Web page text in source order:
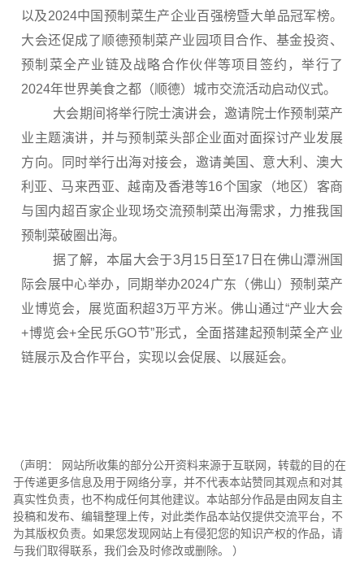
以及2024中国预制菜生产企业百强榜暨大单品冠军榜。
大会还促成了顺德预制菜产业园项目合作、基金投资、
预制菜全产业链及战略合作伙伴等项目签约，举行了
2024年世界美食之都（顺德）城市交流活动启动仪式。
大会期间将举行院士演讲会，邀请院士作预制菜产
业主题演讲，并与预制菜头部企业面对面探讨产业发展
方向。同时举行出海对接会，邀请美国、意大利、澳大
利亚、马来西亚、越南及香港等16个国家（地区）客商
与国内超百家企业现场交流预制菜出海需求，力推我国
预制菜破圈出海。
据了解，本届大会于3月15日至17日在佛山潭洲国
际会展中心举办，同期举办2024广东（佛山）预制菜产
业博览会，展览面积超3万平方米。佛山通过“产业大会
+博览会+全民乐GO节”形式，全面搭建起预制菜全产业
链展示及合作平台，实现以会促展、以展延会。
（声明： 网站所收集的部分公开资料来源于互联网，转载的目的在
于传递更多信息及用于网络分享，并不代表本站赞同其观点和对其
真实性负责，也不构成任何其他建议。本站部分作品是由网友自主
投稿和发布、编辑整理上传，对此类作品本站仅提供交流平台，不
为其版权负责。如果您发现网站上有侵犯您的知识产权的作品，请
与我们取得联系，我们会及时修改或删除。 ）